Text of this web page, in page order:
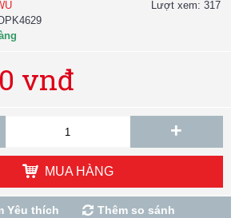
Lượt xem: 317
vnđ
+
MUA HÀNG
Yêu thích Thêm so sánh